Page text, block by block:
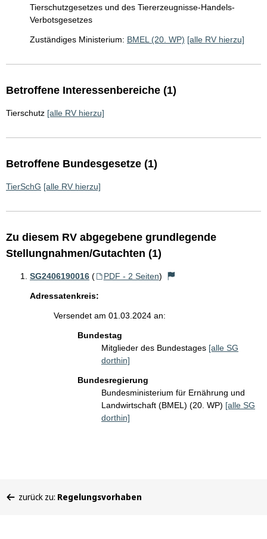
Tierschutzgesetzes und des Tiererzeugnisse-Handels-
Verbotsgesetzes
Zuständiges Ministerium: BMEL (20. WP) [alle RV hierzu]
Betroffene Interessenbereiche (1)
Tierschutz [alle RV hierzu]
Betroffene Bundesgesetze (1)
TierSchG [alle RV hierzu]
Zu diesem RV abgegebene grundlegende
Stellungnahmen/Gutachten (1)
SG2406190016 ( PDF - 2 Seiten)
Adressatenkreis:
Versendet am 01.03.2024 an:
Bundestag
Mitglieder des Bundestages [alle SG
dorthin]
Bundesregierung
Bundesministerium für Ernährung und
Landwirtschaft (BMEL) (20. WP) [alle SG
dorthin]
befinden
zurück zu: Regelungsvorhaben